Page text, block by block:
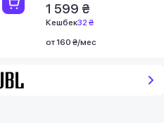
1 599 ₴
Кешбек32 ₴
от 160 ₴/мес